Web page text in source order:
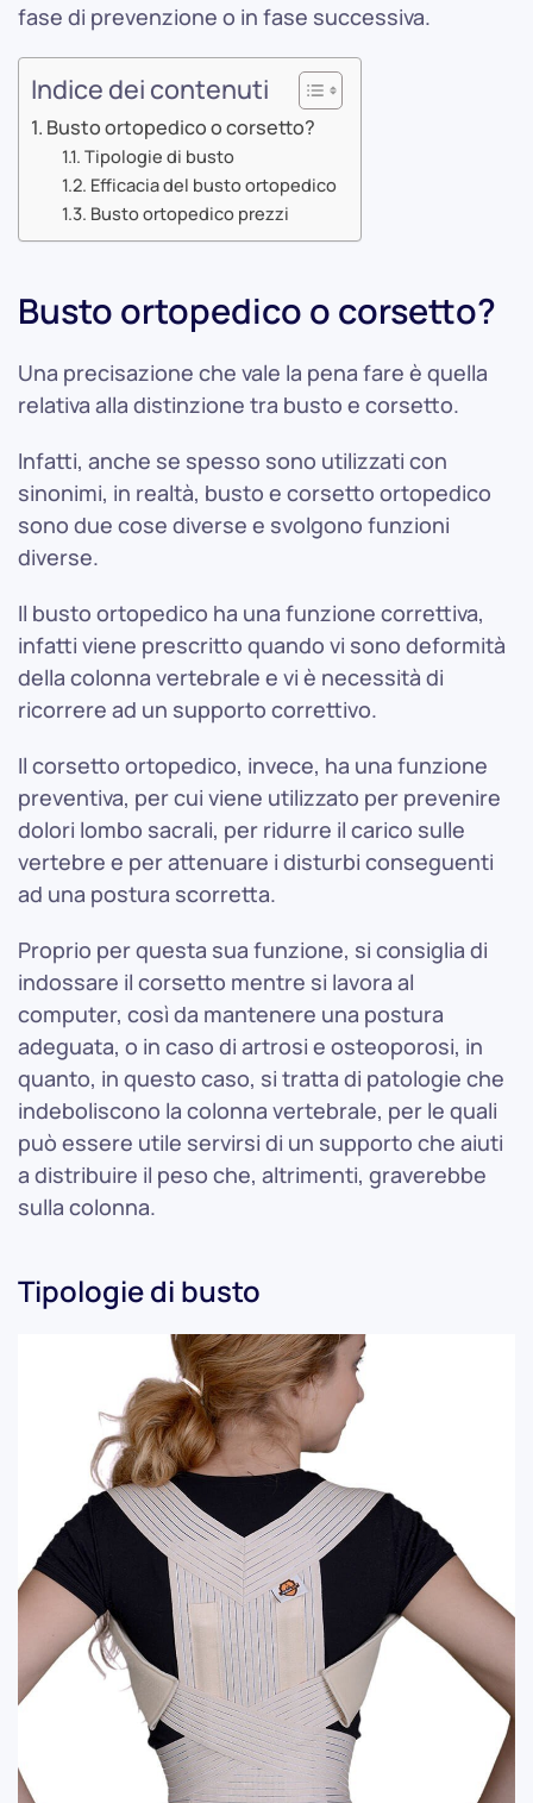
fase di prevenzione o in fase successiva.
Indice dei contenuti
Busto ortopedico o corsetto?
Tipologie di busto
Efficacia del busto ortopedico
Busto ortopedico prezzi
Busto ortopedico o corsetto?
Una precisazione che vale la pena fare è quella
relativa alla distinzione tra busto e corsetto.
Infatti, anche se spesso sono utilizzati con
sinonimi, in realtà, busto e corsetto ortopedico
sono due cose diverse e svolgono funzioni
diverse.
Il busto ortopedico ha una funzione correttiva,
infatti viene prescritto quando vi sono deformità
della colonna vertebrale e vi è necessità di
ricorrere ad un supporto correttivo.
Il corsetto ortopedico, invece, ha una funzione
preventiva, per cui viene utilizzato per prevenire
dolori lombo sacrali, per ridurre il carico sulle
vertebre e per attenuare i disturbi conseguenti
ad una postura scorretta.
Proprio per questa sua funzione, si consiglia di
indossare il corsetto mentre si lavora al
computer, così da mantenere una postura
adeguata, o in caso di artrosi e osteoporosi, in
quanto, in questo caso, si tratta di patologie che
indeboliscono la colonna vertebrale, per le quali
può essere utile servirsi di un supporto che aiuti
a distribuire il peso che, altrimenti, graverebbe
sulla colonna.
Tipologie di busto